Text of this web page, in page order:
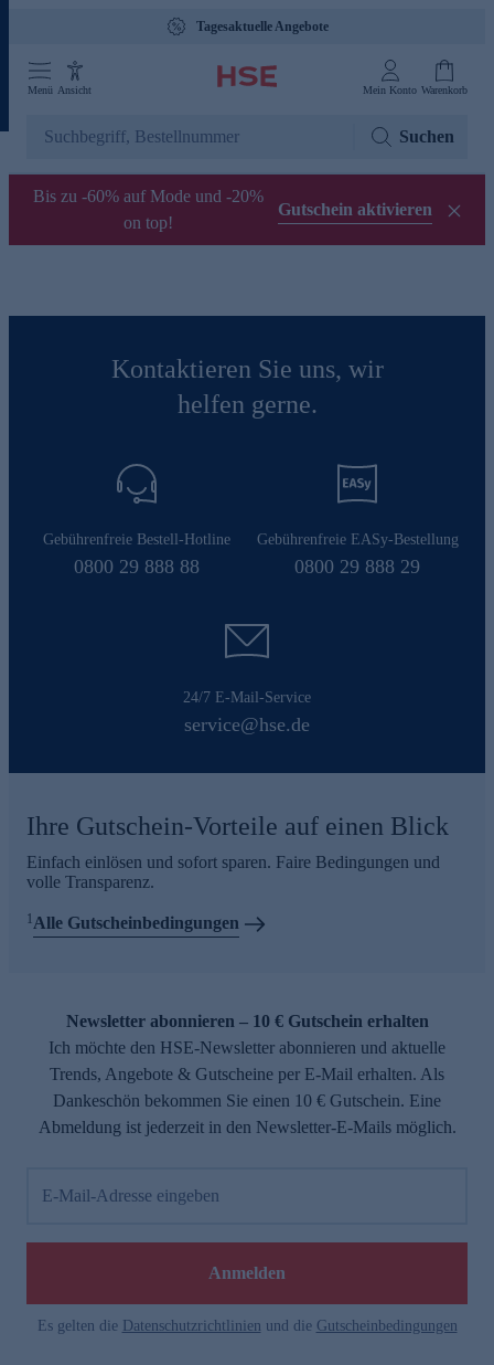
Tagesaktuelle Angebote
Menü Ansicht Mein Konto Warenkorb
Suchen
Bis zu -60% auf Mode und -20%
on top!
Gutschein aktivieren
Kontaktieren Sie uns, wir
helfen gerne.
Gebührenfreie Bestell-Hotline
0800 29 888 88
Gebührenfreie EASy-Bestellung
0800 29 888 29
24/7 E-Mail-Service
service@hse.de
Ihre Gutschein-Vorteile auf einen Blick
Einfach einlösen und sofort sparen. Faire Bedingungen und
volle Transparenz.
1Alle Gutscheinbedingungen
Newsletter abonnieren – 10 € Gutschein erhalten
Ich möchte den HSE-Newsletter abonnieren und aktuelle
Trends, Angebote & Gutscheine per E-Mail erhalten. Als
Dankeschön bekommen Sie einen 10 € Gutschein. Eine
Abmeldung ist jederzeit in den Newsletter-E-Mails möglich.
E-Mail-Adresse eingeben
Anmelden
Es gelten die Datenschutzrichtlinien und die Gutscheinbedingungen